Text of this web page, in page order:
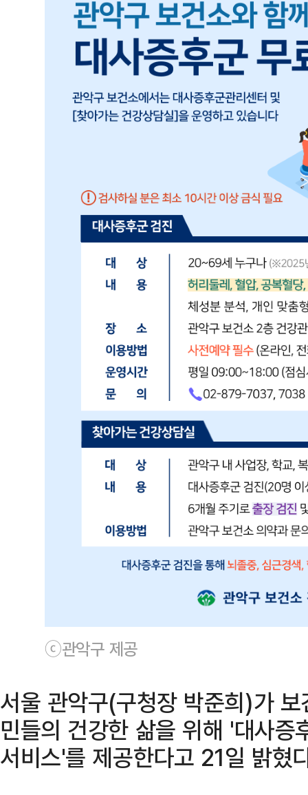
ⓒ관악구 제공
서울 관악구(구청장 박준희)가
민들의 건강한 삶을 위해 '대사증
서비스'를 제공한다고 21일 밝혔